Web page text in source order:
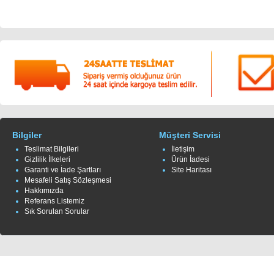
Bilgiler
Teslimat Bilgileri
Gizlilik İlkeleri
Garanti ve İade Şartları
Mesafeli Satış Sözleşmesi
Hakkımızda
Referans Listemiz
Sık Sorulan Sorular
Müşteri Servisi
İletişim
Ürün İadesi
Site Haritası